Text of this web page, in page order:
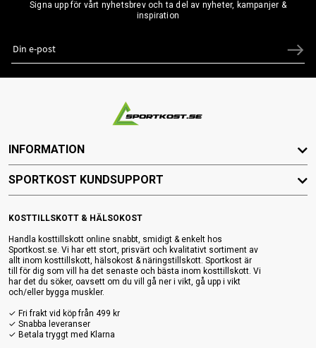
Signa upp för vårt nyhetsbrev och ta del av nyheter, kampanjer &
inspiration
KOSTTILLSKOTT & HÄLSOKOST
Handla kosttillskott online snabbt, smidigt & enkelt hos
Sportkost.se. Vi har ett stort, prisvärt och kvalitativt sortiment av
allt inom kosttillskott, hälsokost & näringstillskott. Sportkost är
till för dig som vill ha det senaste och bästa inom kosttillskott. Vi
har det du söker, oavsett om du vill gå ner i vikt, gå upp i vikt
och/eller bygga muskler.
✓ Fri frakt vid köp från 499 kr
✓ Snabba leveranser
✓ Betala tryggt med Klarna
INFORMATION
SPORTKOST KUNDSUPPORT